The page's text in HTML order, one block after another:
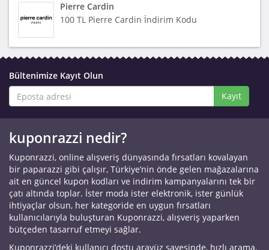
Pierre Cardin
100 TL Pierre Cardin İndirim Kodu
Bültenimize Kayıt Olun
Kayıt
kuponrazzi nedir?
Kuponrazzi, online alışveriş dünyasında fırsatları kovalayan
bir paparazzi gibi çalışır, Türkiye’nin önde gelen mağazalarına
ait en güncel kupon kodları ve indirim kampanyalarını tek bir
çatı altında toplar. İster moda ister elektronik, ister günlük
ihtiyaçlar olsun, her kategoride en uygun fırsatları
kullanıcılarıyla buluşturan Kuponrazzi, alışveriş yaparken
bütçeden tasarruf etmeyi sağlar.
Kuponrazzi’deki kullanıcı dostu arayüz sayesinde, hızlı arama,